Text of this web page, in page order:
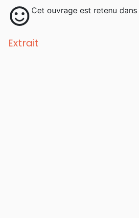
sentiment_satisfied Cet ouvrage est retenu
Extrait